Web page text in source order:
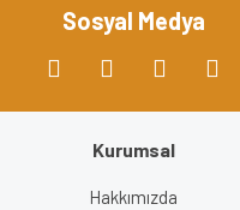
Sosyal Medya
Kurumsal
Hakkımızda